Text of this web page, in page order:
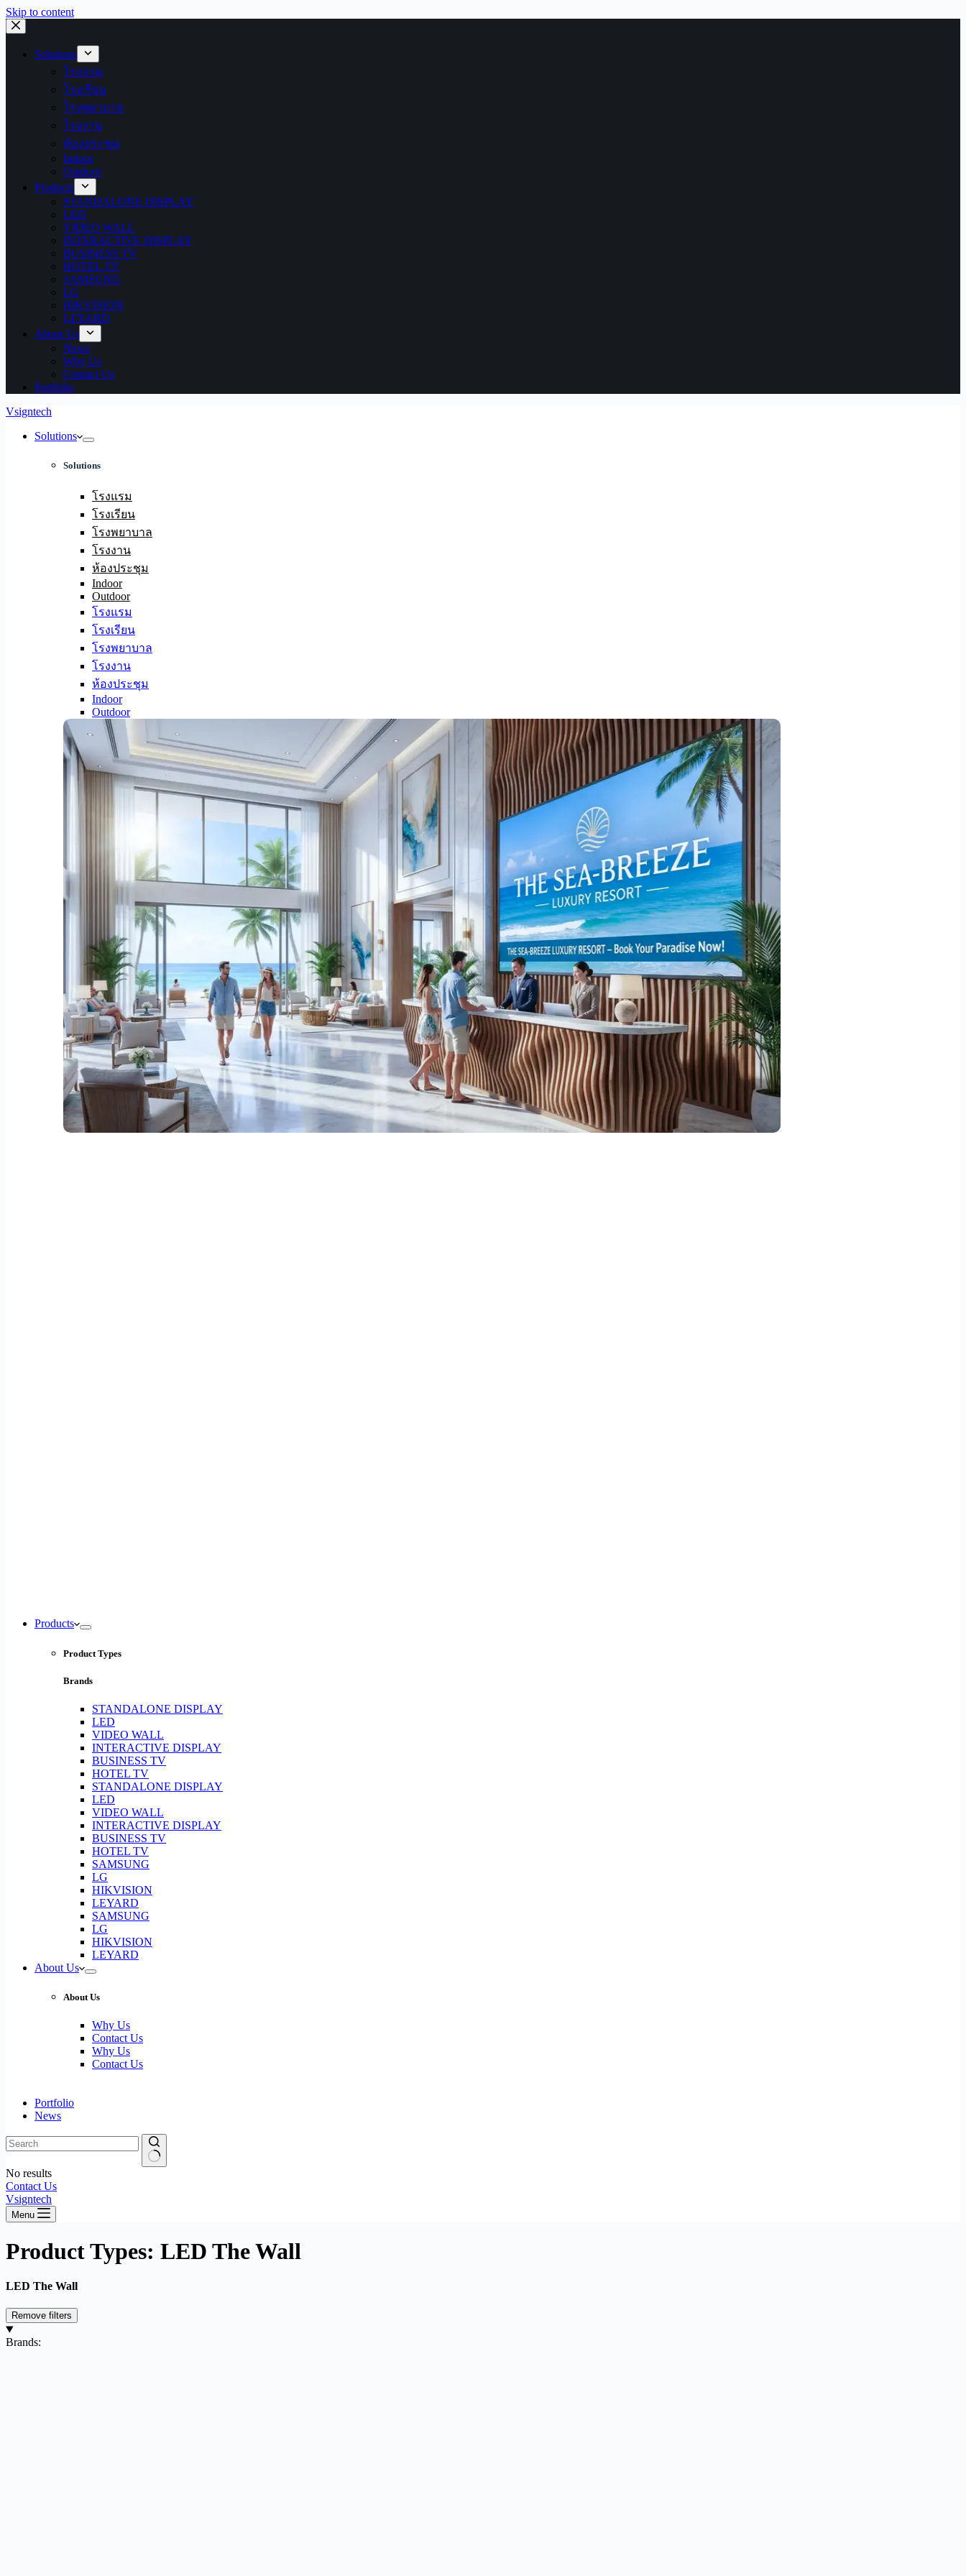
Skip to content
Solutions
โรงแรม
โรงเรียน
โรงพยาบาล
โรงงาน
ห้องประชุม
Indoor
Outdoor
Products
STANDALONE DISPLAY
LED
VIDEO WALL
INTERACTIVE DISPLAY
BUSINESS TV
HOTEL TV
SAMSUNG
LG
HIKVISION
LEYARD
About Us
News
Why Us
Contact Us
Portfolio
Vsigntech
Solutions
Solutions
โรงแรม
โรงเรียน
โรงพยาบาล
โรงงาน
ห้องประชุม
Indoor
Outdoor
โรงแรม
โรงเรียน
โรงพยาบาล
โรงงาน
ห้องประชุม
Indoor
Outdoor
Products
Product Types
Brands
STANDALONE DISPLAY
LED
VIDEO WALL
INTERACTIVE DISPLAY
BUSINESS TV
HOTEL TV
STANDALONE DISPLAY
LED
VIDEO WALL
INTERACTIVE DISPLAY
BUSINESS TV
HOTEL TV
SAMSUNG
LG
HIKVISION
LEYARD
SAMSUNG
LG
HIKVISION
LEYARD
About Us
About Us
Why Us
Contact Us
Why Us
Contact Us
Portfolio
News
No results
Contact Us
Vsigntech
Menu
Product Types: LED The Wall
LED The Wall
Remove filters
Brands: